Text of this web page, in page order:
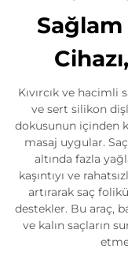
Kıvırcık ve hacimli
ve sert silikon
dokusunun içinden
masaj uygular.
altında fazla
kaşıntıyı ve
artırarak saç
destekler. Bu araç,
ve kalın saçların